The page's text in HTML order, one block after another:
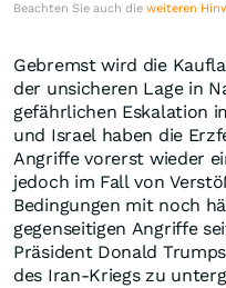
Beachten Sie auch die weiteren
Gebremst wird die
der unsicheren Lage in
gefährlichen Eskalation
und Israel haben die
Angriffe vorerst wieder
jedoch im Fall von
Bedingungen mit noch
gegenseitigen Angriffe
Präsident Donald
des Iran-Kriegs zu